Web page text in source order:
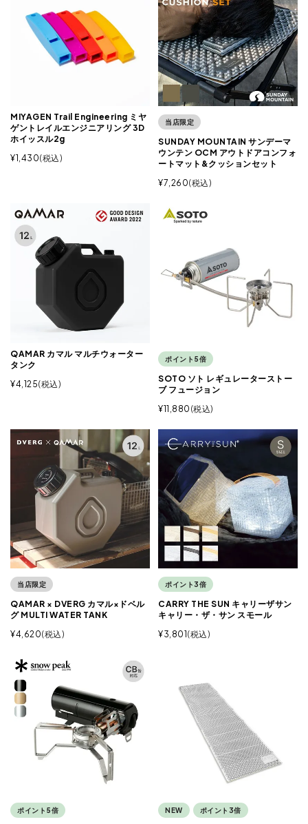
MIYAGEN Trail Engineering ミヤ
ゲントレイルエンジニアリング 3D
ホイッスル2g
¥1,430 税込
当店限定
SUNDAY MOUNTAIN サンデーマ
ウンテン OCM アウトドアコンフォ
ートマット&クッションセット
¥7,260 税込
QAMAR カマル マルチウォーター
タンク
¥4,125 税込
ポイント5倍
SOTO ソト レギュレーターストー
ブ フュージョン
¥11,880 税込
当店限定
QAMAR × DVERG カマル×ドベル
グ MULTI WATER TANK
¥4,620 税込
ポイント3倍
CARRY THE SUN キャリーザサン
キャリー・ザ・サン スモール
¥3,801 税込
ポイント5倍 NEW ポイント3倍